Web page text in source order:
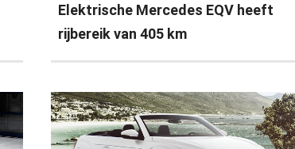
Elektrische Mercedes EQV heeft
rijbereik van 405 km